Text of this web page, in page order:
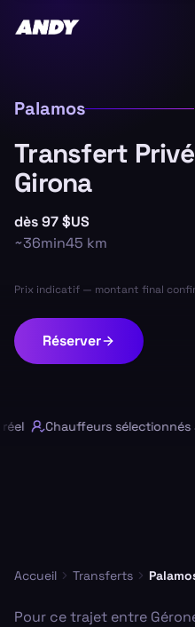
Palamos
Transfert
Girona
dès97 $US
~36min45 km
Prix indicatif — montant final
Réserver
Chauffeurs sélectionnés
Accueil Transferts
Pour ce trajet entre